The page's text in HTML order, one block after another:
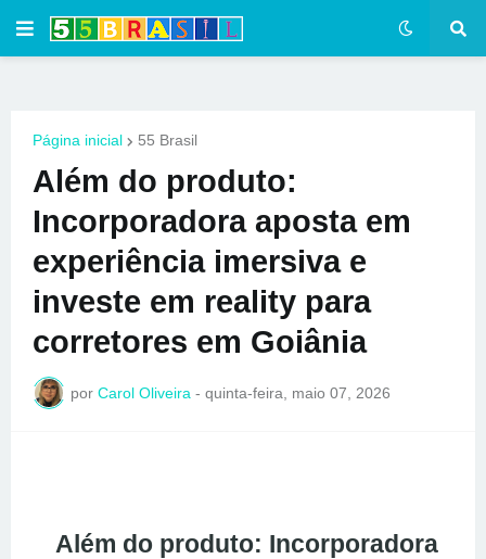
Página inicial 55 Brasil
Além do produto:
Incorporadora aposta em
experiência imersiva e
investe em reality para
corretores em Goiânia
por Carol Oliveira - quinta-feira, maio 07, 2026
Além do produto: Incorporadora